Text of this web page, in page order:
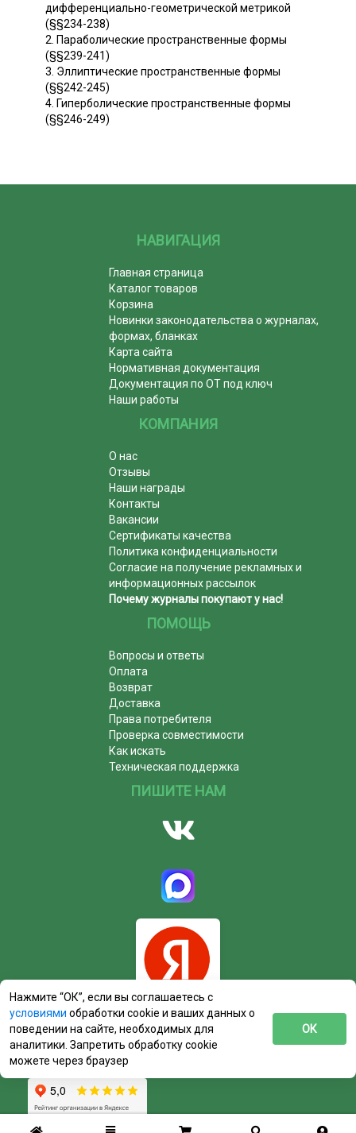
дифференциально-геометрической метрикой
(§§234-238)
2. Параболические пространственные формы
(§§239-241)
3. Эллиптические пространственные формы
(§§242-245)
4. Гиперболические пространственные формы
(§§246-249)
НАВИГАЦИЯ
Главная страница
Каталог товаров
Корзина
Новинки законодательства о журналах,
формах, бланках
Карта сайта
Нормативная документация
Документация по ОТ под ключ
Наши работы
КОМПАНИЯ
О нас
Отзывы
Наши награды
Контакты
Вакансии
Сертификаты качества
Политика конфиденциальности
Согласие на получение рекламных и
информационных рассылок
Почему журналы покупают у нас!
ПОМОЩЬ
Вопросы и ответы
Оплата
Возврат
Доставка
Права потребителя
Проверка совместимости
Как искать
Техническая поддержка
ПИШИТЕ НАМ
Нажмите “ОК”, если вы соглашаетесь с
условиями обработки cookie и ваших данных о
поведении на сайте, необходимых для
аналитики. Запретить обработку cookie
можете через браузер
ОК